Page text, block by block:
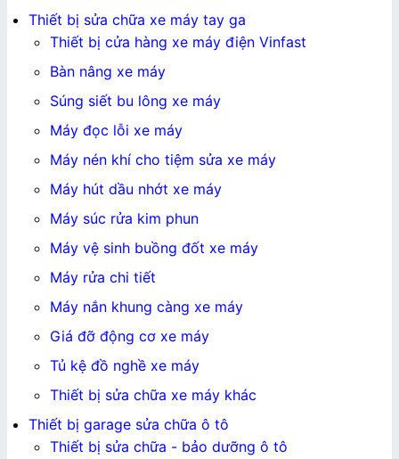
Thiết bị sửa chữa xe máy tay ga
Thiết bị cửa hàng xe máy điện Vinfast
Bàn nâng xe máy
Súng siết bu lông xe máy
Máy đọc lỗi xe máy
Máy nén khí cho tiệm sửa xe máy
Máy hút dầu nhớt xe máy
Máy súc rửa kim phun
Máy vệ sinh buồng đốt xe máy
Máy rửa chi tiết
Máy nắn khung càng xe máy
Giá đỡ động cơ xe máy
Tủ kệ đồ nghề xe máy
Thiết bị sửa chữa xe máy khác
Thiết bị garage sửa chữa ô tô
Thiết bị sửa chữa - bảo dưỡng ô tô